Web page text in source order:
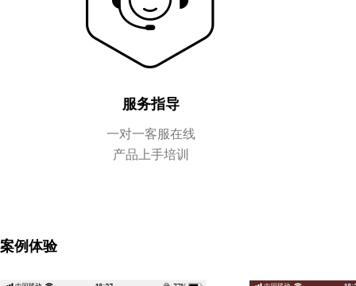
服务指导
一对一客服在线
产品上手培训
案例体验